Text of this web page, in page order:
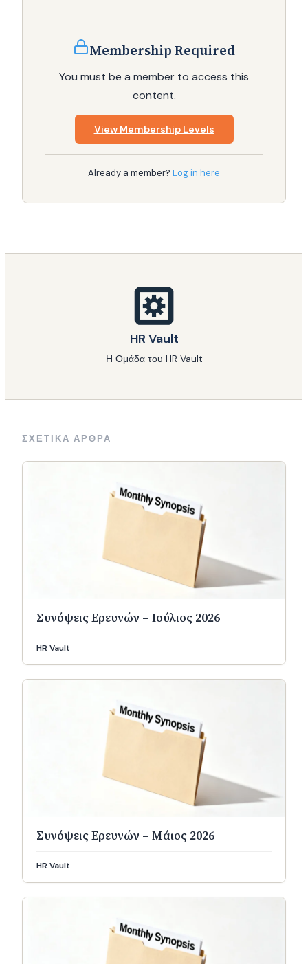
Membership Required
You must be a member to access this
content.
View Membership Levels
Already a member? Log in here
HR Vault
Η Ομάδα του HR Vault
ΣΧΕΤΙΚΑ ΑΡΘΡΑ
Συνόψεις Ερευνών – Ιούλιος 2026
HR Vault
Συνόψεις Ερευνών – Μάιος 2026
HR Vault